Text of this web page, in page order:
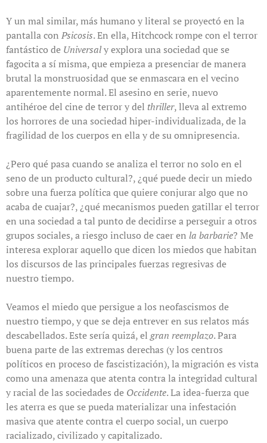
Y un mal similar, más humano y literal se proyectó en la
pantalla con Psicosis. En ella, Hitchcock rompe con el terror
fantástico de Universaly explora una sociedad que se
fagocita a sí misma, que empieza a presenciar de manera
brutal la monstruosidad que se enmascara en el vecino
aparentemente normal. El asesino en serie, nuevo
antihéroe del cine de terror y del thriller, lleva al extremo
los horrores de una sociedad hiper-individualizada, de la
fragilidad de los cuerpos en ella y de su omnipresencia.
¿Pero qué pasa cuando se analiza el terror no solo en el
seno de un producto cultural?, ¿qué puede decir un miedo
sobre una fuerza política que quiere conjurar algo que no
acaba de cuajar?, ¿qué mecanismos pueden gatillar el terror
en una sociedad a tal punto de decidirse a perseguir a otros
grupos sociales, a riesgo incluso de caer en la barbarie? Me
interesa explorar aquello que dicen los miedos que habitan
los discursos de las principales fuerzas regresivas de
nuestro tiempo.
Veamos el miedo que persigue a los neofascismos de
nuestro tiempo, y que se deja entrever en sus relatos más
descabellados. Este sería quizá, el gran reemplazo. Para
buena parte de las extremas derechas (y los centros
políticos en proceso de fascistización), la migración es vista
como una amenaza que atenta contra la integridad cultural
y racial de las sociedades de Occidente. La idea-fuerza que
les aterra es que se pueda materializar una infestación
masiva que atente contra el cuerpo social, un cuerpo
racializado, civilizado y capitalizado.